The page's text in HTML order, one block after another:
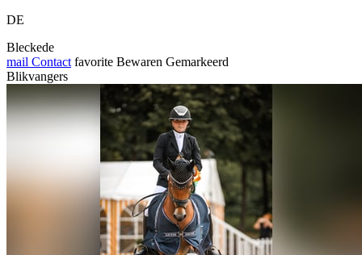
DE
Bleckede
mail Contact favorite Bewaren Gemarkeerd
Blikvangers